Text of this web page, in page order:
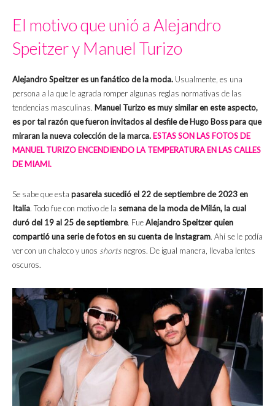
El motivo que unió a Alejandro
Speitzer y Manuel Turizo
Alejandro Speitzer es un fanático de la moda. Usualmente, es una
persona a la que le agrada romper algunas reglas normativas de las
tendencias masculinas. Manuel Turizo es muy similar en este aspecto,
es por tal razón que fueron invitados al desfile de Hugo Boss para que
miraran la nueva colección de la marca. ESTAS SON LAS FOTOS DE
MANUEL TURIZO ENCENDIENDO LA TEMPERATURA EN LAS CALLES
DE MIAMI.
Se sabe que esta pasarela sucedió el 22 de septiembre de 2023 en
Italia. Todo fue con motivo de la semana de la moda de Milán, la cual
duró del 19 al 25 de septiembre. FueAlejandro Speitzer quien
compartió una serie de fotos en su cuenta de Instagram. Ahí se le podía
ver con un chaleco y unos shorts negros. De igual manera, llevaba lentes
oscuros.